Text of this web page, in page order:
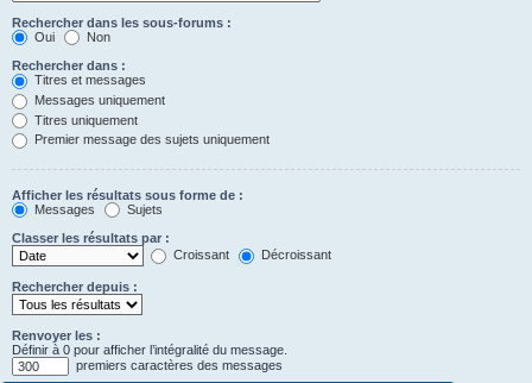
Rechercher dans les sous-forums :
Oui
Non
Rechercher dans :
Titres et messages
Messages uniquement
Titres uniquement
Premier message des sujets uniquement
Afficher les résultats sous forme de :
Messages
Sujets
Classer les résultats par :
Croissant
Décroissant
Rechercher depuis :
Renvoyer les :
Définir à 0 pour afficher l’intégralité du message.
premiers caractères des messages